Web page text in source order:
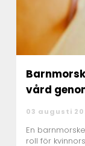
vård
03 augusti
En
roll för